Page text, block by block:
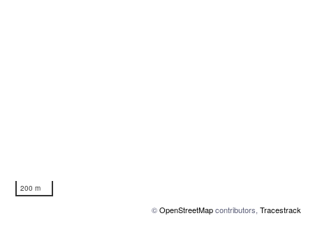
200 m
©OpenStreetMapcontributors, Tracestrack